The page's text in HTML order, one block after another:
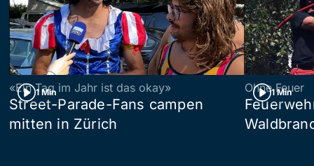
1 Min
«Ein Tag im Jahr ist das okay»
Street-Parade-Fans campen
mitten in Zürich
1 Min
Ohne Feuer